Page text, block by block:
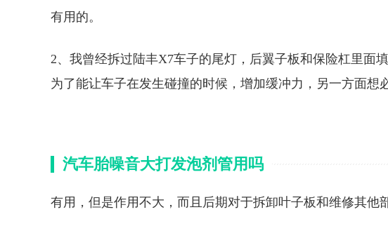
有用的。
2、我曾经拆过陆丰X7车子的尾灯，后翼子板和保险杠里面
为了能让车子在发生碰撞的时候，增加缓冲力，另一方面想
汽车胎噪音大打发泡剂管用吗
有用，但是作用不大，而且后期对于拆卸叶子板和维修其他